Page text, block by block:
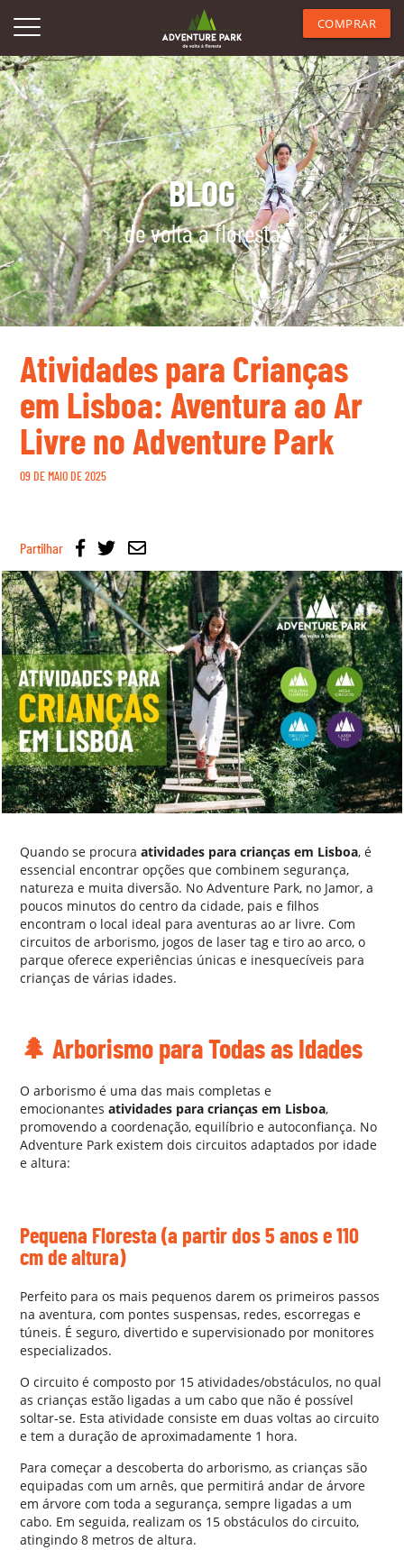
COMPRAR
BLOG
de volta à floresta
Atividades para Crianças
em Lisboa: Aventura ao Ar
Livre no Adventure Park
09 DE MAIO DE 2025
Partilhar
Quando se procuraatividades para crianças em Lisboa, é
essencial encontrar opções que combinem segurança,
natureza e muita diversão. No Adventure Park, no Jamor, a
poucos minutos do centro da cidade, pais e filhos
encontram o local ideal para aventuras ao ar livre. Com
circuitos de arborismo, jogos de laser tag e tiro ao arco, o
parque oferece experiências únicas e inesquecíveis para
crianças de várias idades.
🌲 Arborismo para Todas as Idades
O arborismo é uma das mais completas e
emocionantesatividades para crianças em Lisboa,
promovendo a coordenação, equilíbrio e autoconfiança. No
Adventure Park existem dois circuitos adaptados por idade
e altura:
Pequena Floresta(a partir dos 5 anos e 110
cm de altura)
Perfeito para os mais pequenos darem os primeiros passos
na aventura, com pontes suspensas, redes, escorregas e
túneis. É seguro, divertido e supervisionado por monitores
especializados.
O circuito é composto por 15 atividades/obstáculos, no qual
as crianças estão ligadas a um cabo que não é possível
soltar-se. Esta atividade consiste em duas voltas ao circuito
e tem a duração de aproximadamente 1 hora.
Para começar a descoberta do arborismo, as crianças são
equipadas com um arnês, que permitirá andar de árvore
em árvore com toda a segurança, sempre ligadas a um
cabo. Em seguida, realizam os 15 obstáculos do circuito,
atingindo 8 metros de altura.